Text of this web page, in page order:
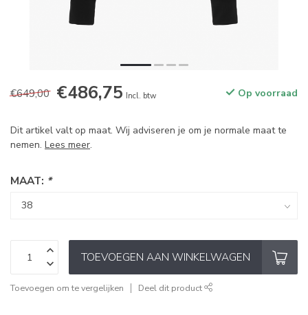
€649,00 €486,75 Incl. btw Op voorraad
Dit artikel valt op maat. Wij adviseren je om je normale maat te
nemen. Lees meer.
MAAT: *
TOEVOEGEN AAN WINKELWAGEN
Toevoegen om te vergelijken Deel dit product